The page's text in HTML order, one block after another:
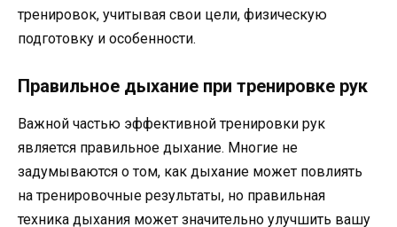
тренировок, учитывая свои цели, физическую
подготовку и особенности.
Правильное дыхание при тренировке рук
Важной частью эффективной тренировки рук
является правильное дыхание. Многие не
задумываются о том, как дыхание может повлиять
на тренировочные результаты, но правильная
техника дыхания может значительно улучшить вашу